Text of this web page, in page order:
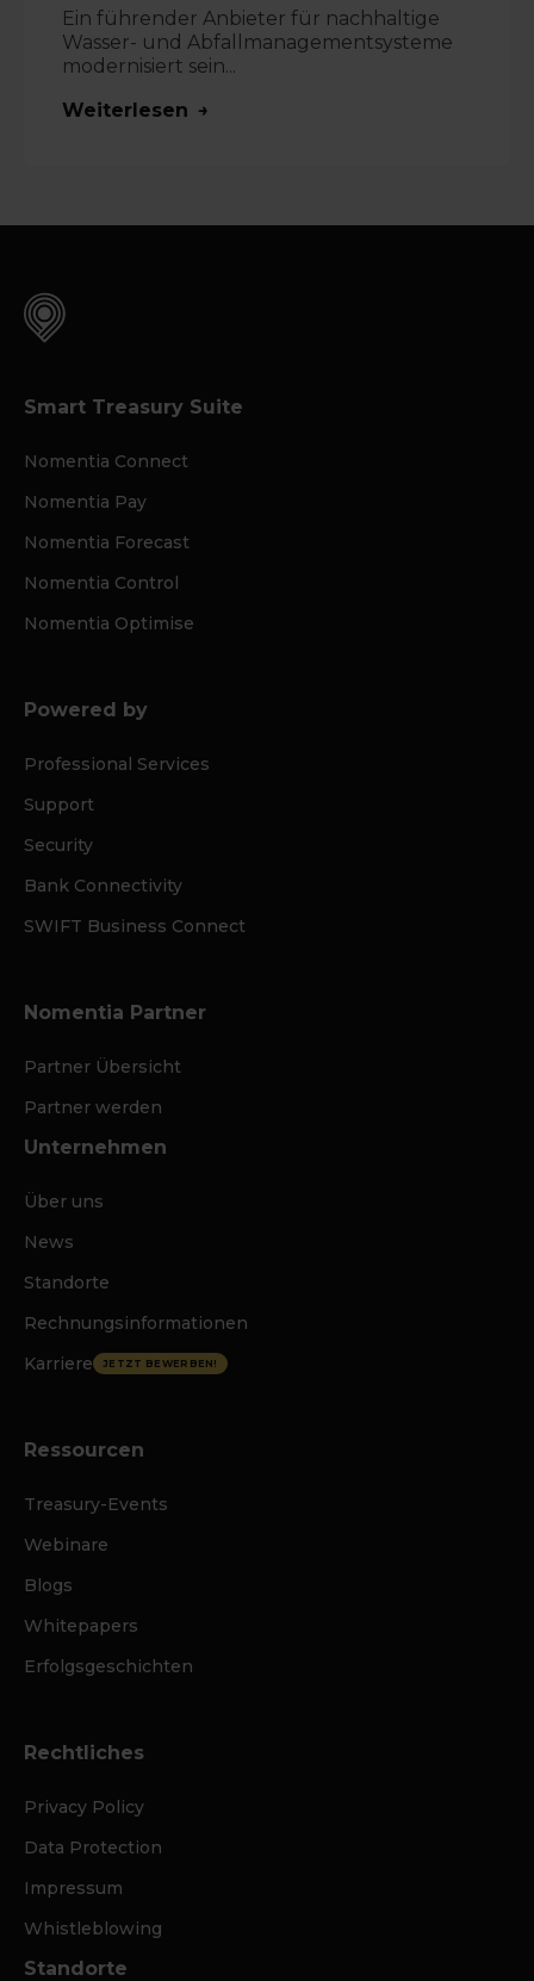
Ein führender Anbieter für nachhaltige
Wasser- und Abfallmanagementsysteme
modernisiert sein...
Weiterlesen
Smart Treasury Suite
Nomentia Connect
Nomentia Pay
Nomentia Forecast
Nomentia Control
Nomentia Optimise
Powered by
Professional Services
Support
Security
Bank Connectivity
SWIFT Business Connect
Nomentia Partner
Partner Übersicht
Partner werden
Unternehmen
Über uns
News
Standorte
Rechnungsinformationen
Karriere
JETZT BEWERBEN!
Ressourcen
Treasury-Events
Webinare
Blogs
Whitepapers
Erfolgsgeschichten
Rechtliches
Privacy Policy
Data Protection
Impressum
Whistleblowing
Standorte